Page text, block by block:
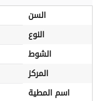
السن
النوع
الشوط
المركز
اسم المطية